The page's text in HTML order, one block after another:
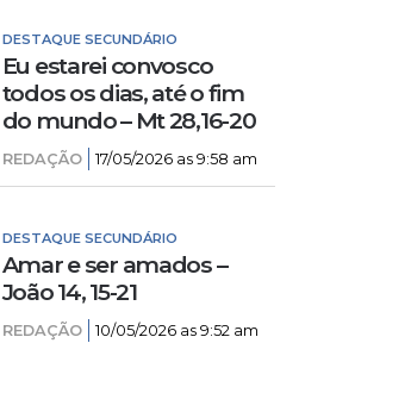
DESTAQUE SECUNDÁRIO
Eu estarei convosco
todos os dias, até o fim
do mundo – Mt 28,16-20
REDAÇÃO 17/05/2026 as 9:58 am
DESTAQUE SECUNDÁRIO
Amar e ser amados –
João 14, 15-21
REDAÇÃO 10/05/2026 as 9:52 am